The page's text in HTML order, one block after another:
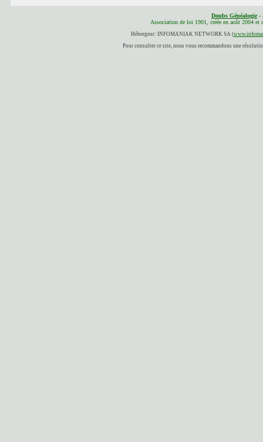
Doubs Généalogie-
Association de loi 1901, créée en août 2004 et
Hébergeur: INFOMANIAK NETWORK SA (
Pour consulter ce site, nous vous recommandons une